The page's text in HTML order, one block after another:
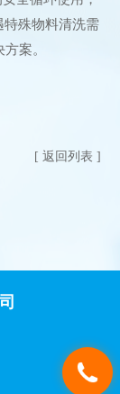
特殊物料清洗需
案。
[ 返回列表 ]